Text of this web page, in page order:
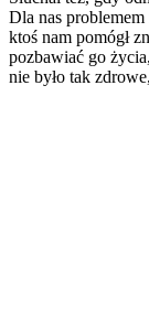
Dla nas problemem
ktoś nam pomógł
pozbawiać go
nie było tak